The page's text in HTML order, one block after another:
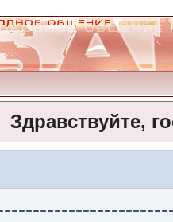
Здравствуйте,